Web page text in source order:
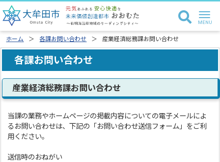
ホーム 各課お問い合わせ 産業経済総務課お問い合わせ
各課お問い合わせ
産業経済総務課お問い合わせ
当課の業務やホームページの掲載内容についての電子メールによ
るお問い合わせは、下記の「お問い合わせ送信フォーム」をご利
用ください。
送信時のおねがい